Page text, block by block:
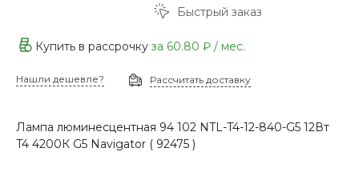
Быстрый заказ
Купить в рассрочку за 60.80 ₽ / мес.
Нашли дешевле? Рассчитать доставку
Лампа люминесцентная 94 102 NTL-T4-12-840-G5 12Вт
T4 4200К G5 Navigator ( 92475 )